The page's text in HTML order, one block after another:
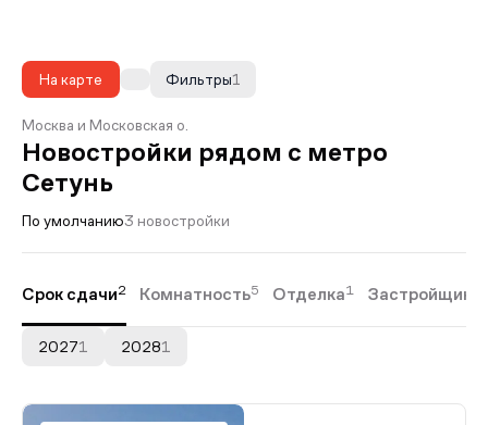
На карте 1
Фильтры
Москва и Московская о.
Новостройки рядом с метро
Сетунь
По умолчанию3 новостройки
Срок сдачи2 Комнатность5 Отделка1 Застройщики
20271 20281